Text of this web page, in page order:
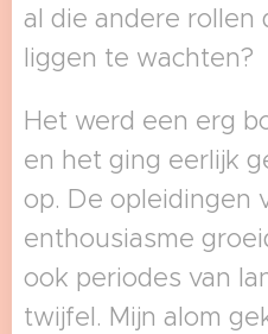
al die andere rollen
liggen te wachten?
Het werd een erg
en het ging eerlijk
op. De opleidingen
enthousiasme
ook periodes van
twijfel. Mijn alom